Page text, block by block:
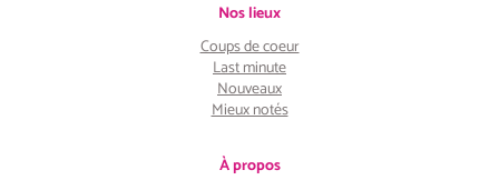
Nos lieux
Coups de coeur
Last minute
Nouveaux
Mieux notés
À propos